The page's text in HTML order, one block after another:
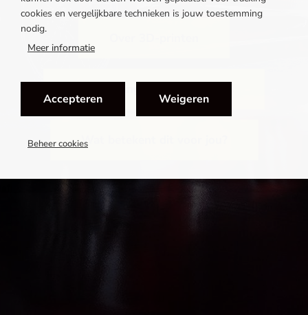
Werk- privébalans
Wat betekent dit voor jou?
cookies en vergelijkbare technieken is jouw toestemming
nodig.
Meer informatie
Accepteren Weigeren
Beheer cookies